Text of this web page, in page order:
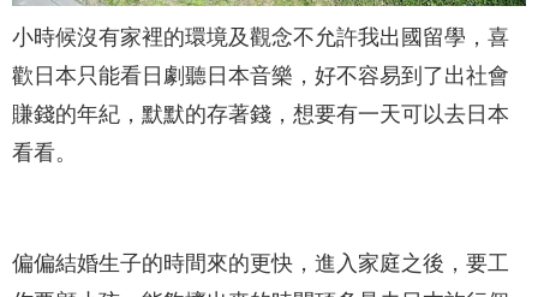
小時候沒有家裡的環境及觀念不允許我出國留學，喜
歡日本只能看日劇聽日本音樂，好不容易到了出社會
賺錢的年紀，默默的存著錢，想要有一天可以去日本
看看。
偏偏結婚生子的時間來的更快，進入家庭之後，要工